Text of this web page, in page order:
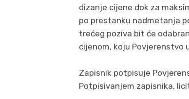
dizanje cijene dok za
po prestanku nadmetanja
trećeg poziva bit će
cijenom, koju Povjerenstvo
Zapisnik potpisuje
Potpisivanjem zapisnika,